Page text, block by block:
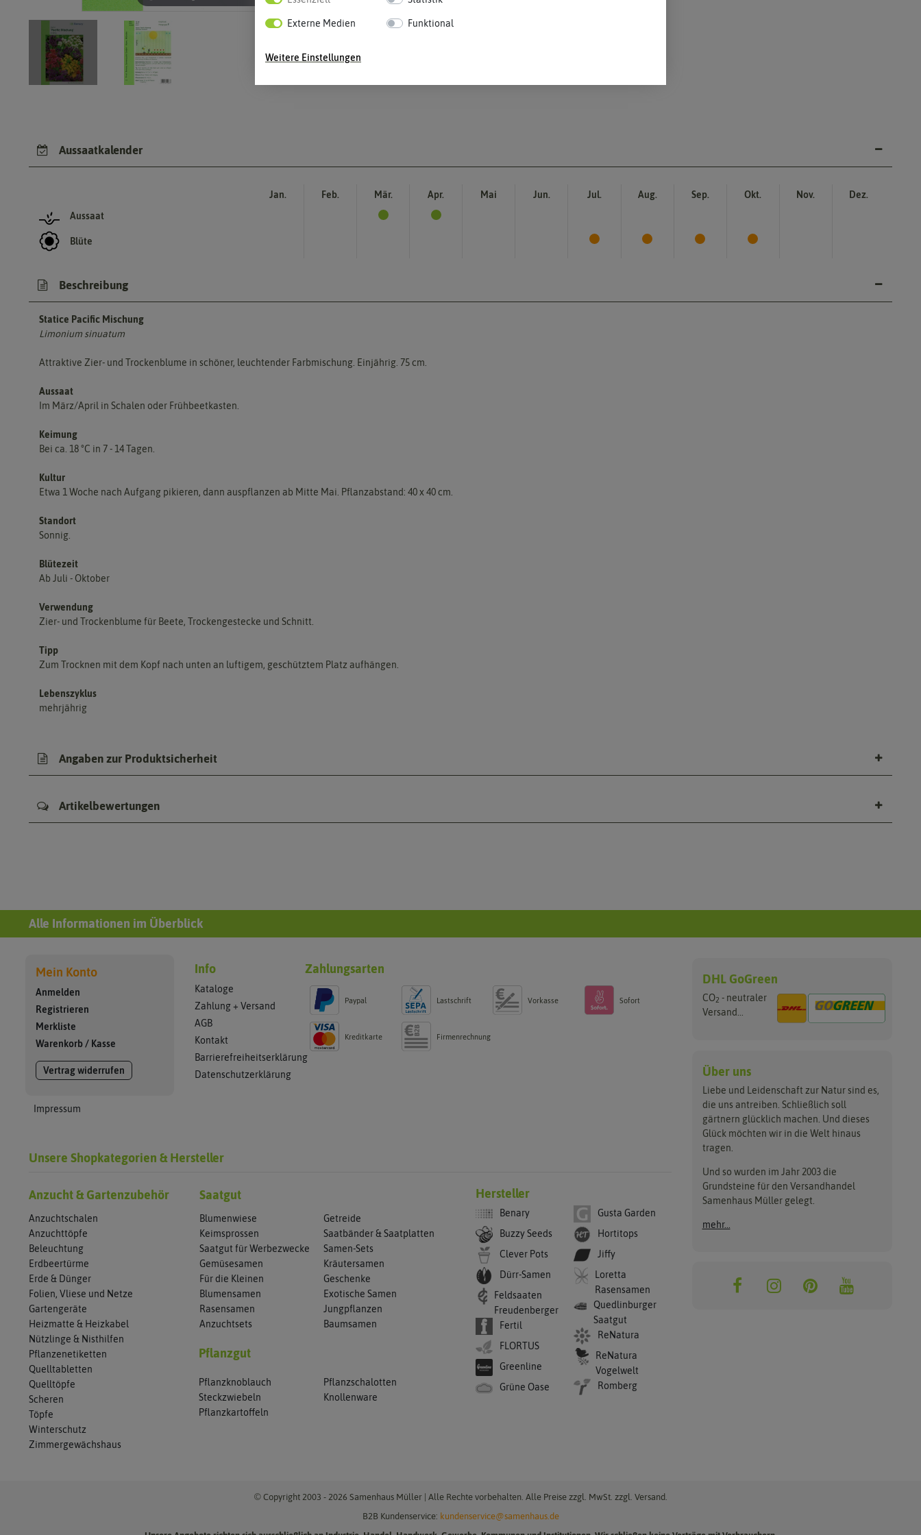
Aussaatkalender
Aussaat
Blüte
Jan. Feb. Mär. Apr. Mai Jun. Jul. Aug. Sep. Okt. Nov. Dez.
Beschreibung
Statice Pacific Mischung
Limonium sinuatum
Attraktive Zier- und Trockenblume in schöner, leuchtender Farbmischung. Einjährig. 75 cm.
Aussaat
Im März/April in Schalen oder Frühbeetkasten.
Keimung
Bei ca. 18 °C in 7 - 14 Tagen.
Kultur
Etwa 1 Woche nach Aufgang pikieren, dann auspflanzen ab Mitte Mai. Pflanzabstand: 40 x 40 cm.
Standort
Sonnig.
Blütezeit
Ab Juli - Oktober
Verwendung
Zier- und Trockenblume für Beete, Trockengestecke und Schnitt.
Tipp
Zum Trocknen mit dem Kopf nach unten an luftigem, geschütztem Platz aufhängen.
Lebenszyklus
mehrjährig
Angaben zur Produktsicherheit
Artikelbewertungen
Alle Informationen im Überblick
Mein Konto
Anmelden
Registrieren
Merkliste
Warenkorb / Kasse
Vertrag widerrufen
Impressum
Info
Kataloge
Zahlung + Versand
AGB
Kontakt
Barrierefreiheitserklärung
Datenschutzerklärung
Zahlungsarten
Paypal Lastschrift Vorkasse Sofort
Kreditkarte Firmenrechnung
Unsere Shopkategorien & Hersteller
Anzucht & Gartenzubehör
Anzuchtschalen
Anzuchttöpfe
Beleuchtung
Erdbeertürme
Erde & Dünger
Folien, Vliese und Netze
Gartengeräte
Heizmatte & Heizkabel
Nützlinge & Nisthilfen
Pflanzenetiketten
Quelltabletten
Quelltöpfe
Scheren
Töpfe
Winterschutz
Zimmergewächshaus
Saatgut
Blumenwiese
Getreide
Keimsprossen
Saatbänder & Saatplatten
Saatgut für Werbezwecke
Samen-Sets
Gemüsesamen
Kräutersamen
Für die Kleinen
Geschenke
Blumensamen
Exotische Samen
Rasensamen
Jungpflanzen
Anzuchtsets
Baumsamen
Pflanzgut
Pflanzknoblauch
Pflanzschalotten
Steckzwiebeln
Knollenware
Pflanzkartoffeln
Hersteller
Benary
Buzzy Seeds
Clever Pots
Dürr-Samen
Feldsaaten
Freudenberger
Fertil
FLORTUS
Greenline
Grüne Oase
Gusta Garden
Hortitops
Jiffy
Loretta
Rasensamen
Quedlinburger
Saatgut
ReNatura
ReNatura
Vogelwelt
Romberg
DHL GoGreen
CO2 - neutraler
Versand...
Über uns
Liebe und Leidenschaft zur Natur sind es,
die uns antreiben. Schließlich soll
gärtnern glücklich machen. Und dieses
Glück möchten wir in die Welt hinaus
tragen.
Und so wurden im Jahr 2003 die
Grundsteine für den Versandhandel
Samenhaus Müller gelegt.
mehr...
© Copyright 2003 - 2026 Samenhaus Müller | Alle Rechte vorbehalten. Alle Preise zzgl. MwSt. zzgl. Versand.
B2B Kundenservice: kundenservice@samenhaus.de
Externe Medien Funktional
Weitere Einstellungen